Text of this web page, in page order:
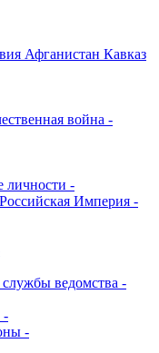
Афганистан Кавказ
война -
личности -
Империя -
ведомства -
-
-